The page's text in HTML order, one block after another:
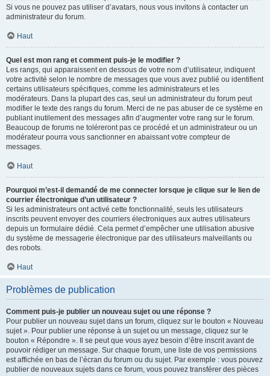
Si vous ne pouvez pas utiliser d’avatars, nous vous invitons à contacter un
administrateur du forum.
Haut
Quel est mon rang et comment puis-je le modifier ?
Les rangs, qui apparaissent en dessous de votre nom d’utilisateur, indiquent
votre activité selon le nombre de messages que vous avez publié ou identifient
certains utilisateurs spécifiques, comme les administrateurs et les
modérateurs. Dans la plupart des cas, seul un administrateur du forum peut
modifier le texte des rangs du forum. Merci de ne pas abuser de ce système en
publiant inutilement des messages afin d’augmenter votre rang sur le forum.
Beaucoup de forums ne toléreront pas ce procédé et un administrateur ou un
modérateur pourra vous sanctionner en abaissant votre compteur de
messages.
Haut
Pourquoi m’est-il demandé de me connecter lorsque je clique sur le lien de
courrier électronique d’un utilisateur ?
Si les administrateurs ont activé cette fonctionnalité, seuls les utilisateurs
inscrits peuvent envoyer des courriers électroniques aux autres utilisateurs
depuis un formulaire dédié. Cela permet d’empêcher une utilisation abusive
du système de messagerie électronique par des utilisateurs malveillants ou
des robots.
Haut
Problèmes de publication
Comment puis-je publier un nouveau sujet ou une réponse ?
Pour publier un nouveau sujet dans un forum, cliquez sur le bouton « Nouveau
sujet ». Pour publier une réponse à un sujet ou un message, cliquez sur le
bouton « Répondre ». Il se peut que vous ayez besoin d’être inscrit avant de
pouvoir rédiger un message. Sur chaque forum, une liste de vos permissions
est affichée en bas de l’écran du forum ou du sujet. Par exemple : vous pouvez
publier de nouveaux sujets dans ce forum, vous pouvez transférer des pièces